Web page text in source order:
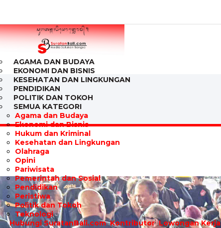
AGAMA DAN BUDAYA
EKONOMI DAN BISNIS
KESEHATAN DAN LINGKUNGAN
PENDIDIKAN
POLITIK DAN TOKOH
SEMUA KATEGORI
Agama dan Budaya
Ekonomi dan Bisnis
Hukum dan Kriminal
Kesehatan dan Lingkungan
Olahraga
Opini
Pariwisata
Pemerintah dan Sosial
Pendidikan
Peristiwa
Politik dan Tokoh
Teknologi
Hubungi SuratanBali.com Kontributor Lowongan Kerja